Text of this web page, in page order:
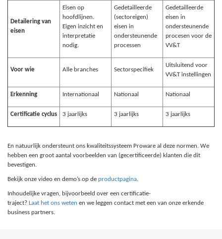
Detailering van
eisen
Eisen op
hoofdlijnen.
Eigen inzicht en
interpretatie
nodig.
Gedetailleerde
(sectoreigen)
eisen in
ondersteunende
processen
Gedetailleerde
eisen in
ondersteunende
procesen voor de
VV&T
Voor wie Alle branches Sectorspecifiek
Uitsluitend voor
VV&T instellingen
Erkenning Internationaal Nationaal Nationaal
Certificatie cyclus 3 jaarlijks 3 jaarlijks 3 jaarlijks
En natuurlijk ondersteunt ons kwaliteitssysteem Proware al deze normen. We
hebben een groot aantal voorbeelden van (gecertificeerde) klanten die dit
bevestigen.
Bekijk onze video en demo’s op de productpagina.
Inhoudelijke vragen, bijvoorbeeld over een certificatie-
traject? Laat het ons weten en we leggen contact met een van onze erkende
business partners.